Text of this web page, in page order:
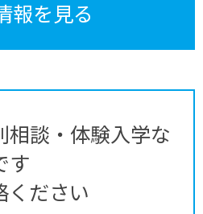
報を見る
相談・体験入学な
す
ください